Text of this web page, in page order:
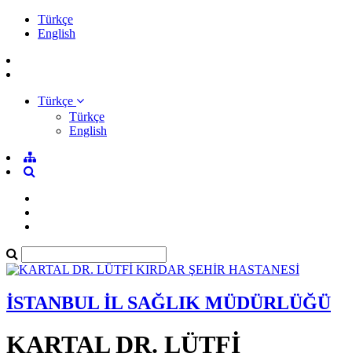
Türkçe
English
Türkçe
Türkçe
English
İSTANBUL İL SAĞLIK MÜDÜRLÜĞÜ
KARTAL DR. LÜTFİ